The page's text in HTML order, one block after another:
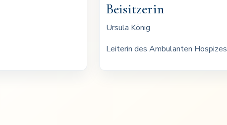
Beisitzerin
Ursula König
Leiterin des Ambulanten Hospizes